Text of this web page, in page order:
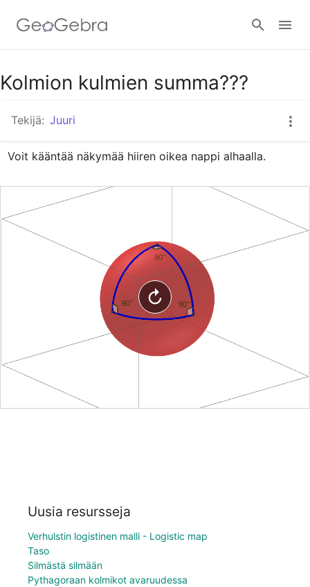
Google Classroom
GeoGebra Classroom
Kolmion kulmien summa???
Tekijä: Juuri
Voit kääntää näkymää hiiren oikea nappi alhaalla.
Uusia resursseja
Verhulstin logistinen malli - Logistic map
Taso
Silmästä silmään
Pythagoraan kolmikot avaruudessa